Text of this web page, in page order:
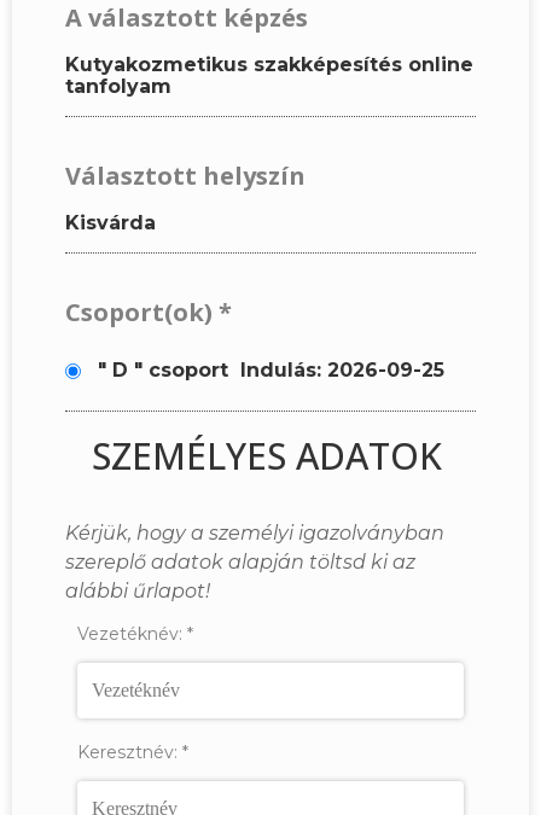
A választott képzés
Kutyakozmetikus szakképesítés online
tanfolyam
Választott helyszín
Kisvárda
Csoport(ok) *
" D " csoport Indulás: 2026-09-25
SZEMÉLYES ADATOK
Kérjük, hogy a személyi igazolványban
szereplő adatok alapján töltsd ki az
alábbi űrlapot!
Vezetéknév: *
Keresztnév: *